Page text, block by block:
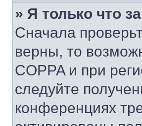
» Я только что
Сначала
верны, то
COPPA и при
следуйте
конференциях